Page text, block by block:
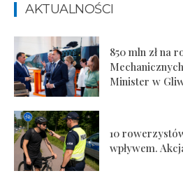
AKTUALNOŚCI
850 mln zł na
Minister w
10
wpływem.